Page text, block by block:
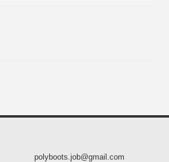
polyboots.job@gmail.com